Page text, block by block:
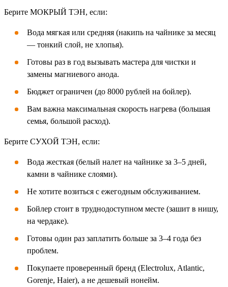
Берите МОКРЫЙ ТЭН, если:
Вода мягкая или средняя (накипь на чайнике за месяц
— тонкий слой, не хлопья).
Готовы раз в год вызывать мастера для чистки и
замены магниевого анода.
Бюджет ограничен (до 8000 рублей на бойлер).
Вам важна максимальная скорость нагрева (большая
семья, большой расход).
Берите СУХОЙ ТЭН, если:
Вода жесткая (белый налет на чайнике за 3–5 дней,
камни в чайнике слоями).
Не хотите возиться с ежегодным обслуживанием.
Бойлер стоит в труднодоступном месте (зашит в нишу,
на чердаке).
Готовы один раз заплатить больше за 3–4 года без
проблем.
Покупаете проверенный бренд (Electrolux, Atlantic,
Gorenje, Haier), а не дешевый нонейм.